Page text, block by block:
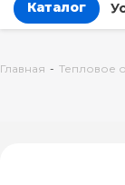
Каталог
Главная - Тепловое